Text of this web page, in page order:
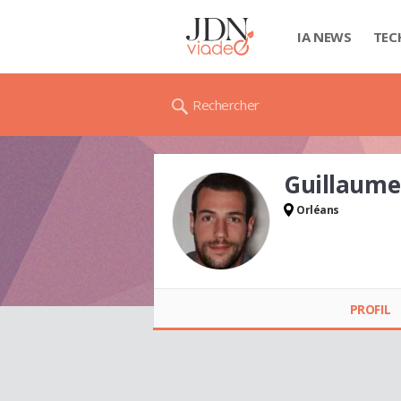
IA NEWS
Rechercher
Orléans
PROFIL